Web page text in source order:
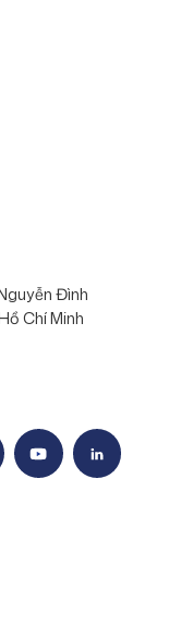
Đình
Chí Minh